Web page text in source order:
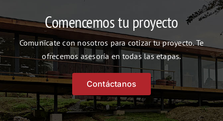
Comencemos tu proyecto
Comunícate con nosotros para cotizar tu proyecto. Te
ofrecemos asesoría en todas las etapas.
Contáctanos